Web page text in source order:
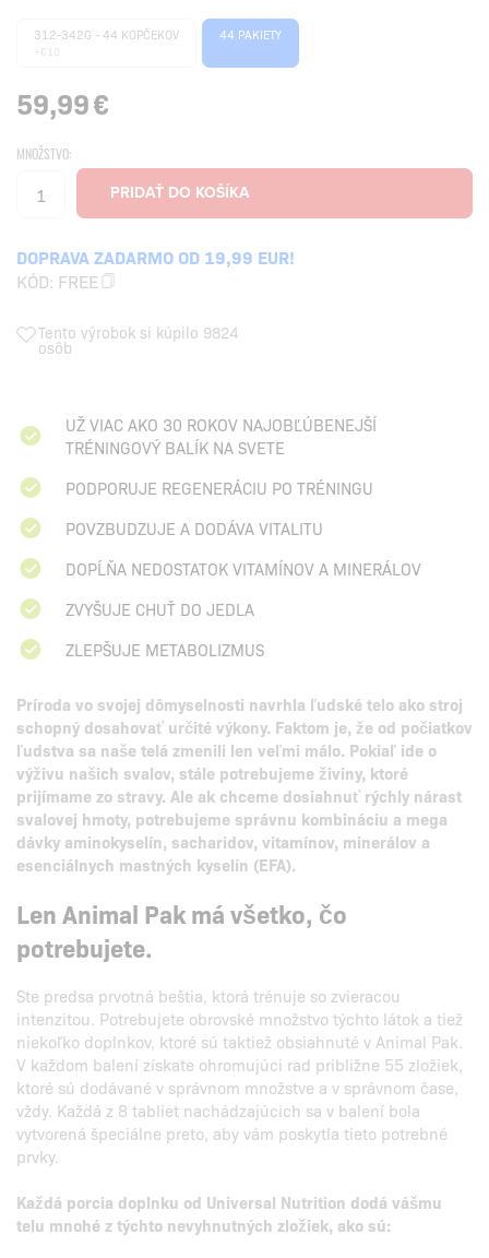
312-342G - 44 KOPČEKOV
+€10
44 PAKIETY
59,99€
MNOŽSTVO:
DOPRAVA ZADARMO OD 19,99 EUR!
KÓD: FREE
Tento výrobok si kúpilo 9824
osôb
UŽ VIAC AKO 30 ROKOV NAJOBĽÚBENEJŠÍ
TRÉNINGOVÝ BALÍK NA SVETE
PODPORUJE REGENERÁCIU PO TRÉNINGU
POVZBUDZUJE A DODÁVA VITALITU
DOPĹŇA NEDOSTATOK VITAMÍNOV A MINERÁLOV
ZVYŠUJE CHUŤ DO JEDLA
ZLEPŠUJE METABOLIZMUS
Príroda vo svojej dômyselnosti navrhla ľudské telo ako stroj
schopný dosahovať určité výkony. Faktom je, že od počiatkov
ľudstva sa naše telá zmenili len veľmi málo. Pokiaľ ide o
výživu našich svalov, stále potrebujeme živiny, ktoré
prijímame zo stravy. Ale ak chceme dosiahnuť rýchly nárast
svalovej hmoty, potrebujeme správnu kombináciu a mega
dávky aminokyselín, sacharidov, vitamínov, minerálov a
esenciálnych mastných kyselín (EFA).
Len Animal Pak má všetko, čo
potrebujete.
Ste predsa prvotná beštia, ktorá trénuje so zvieracou
intenzitou. Potrebujete obrovské množstvo týchto látok a tiež
niekoľko doplnkov, ktoré sú taktiež obsiahnuté v Animal Pak.
V každom balení získate ohromujúci rad približne 55 zložiek,
ktoré sú dodávané v správnom množstve a v správnom čase,
vždy. Každá z 8 tabliet nachádzajúcich sa v balení bola
vytvorená špeciálne preto, aby vám poskytla tieto potrebné
prvky.
Každá porcia doplnku od Universal Nutrition dodá vášmu
telu mnohé z týchto nevyhnutných zložiek, ako sú: